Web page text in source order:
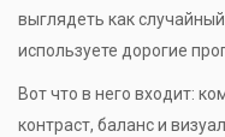
выглядеть как
используете дорогие
Вот что в него входит:
контраст, баланс и